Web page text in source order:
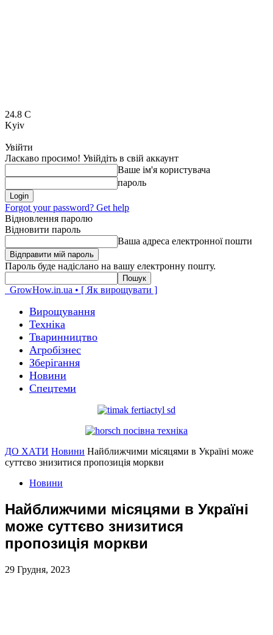
24.8 C
Kyiv
Увійти
Ласкаво просимо! Увійдіть в свій аккаунт
Ваше ім'я користувача
пароль
Forgot your password? Get help
Відновлення паролю
Відновити пароль
Ваша адреса електронної пошти
Пароль буде надіслано на вашу електронну пошту.
GrowHow.in.ua • [ Як вирощувати ]
Вирощування
Техніка
Тваринництво
Агробізнес
Зберігання
Новини
Спецтеми
ДО ХАТИ Новини Найближчими місяцями в Україні може
суттєво знизитися пропозиція моркви
Новини
Найближчими місяцями в Україні
може суттєво знизитися
пропозиція моркви
29 Грудня, 2023